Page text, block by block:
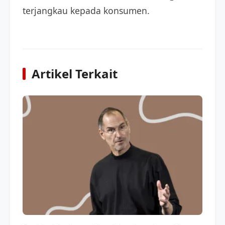
terjangkau kepada konsumen.
Artikel Terkait